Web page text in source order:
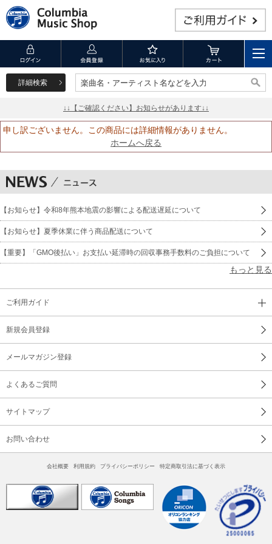
詳細検索 楽曲名・アーティスト名などを入力
楽曲名・アーティスト名などを入力
↓↓【ご確認ください】お知らせがあります↓↓
申し訳ございません。この商品には詳細情報がありません。
ホームへ戻る
【お知らせ】令和8年熊本地震の影響による配送遅延について
【お知らせ】夏季休業に伴う商品配送について
【重要】「GMO後払い」お支払い延滞時の回収事務手数料のご負担について
もっと見る
ご利用ガイド
新規会員登録
メールマガジン登録
よくあるご質問
サイトマップ
お問い合わせ
会社概要 利用規約 プライバシーポリシー 特定商取引法に基づく表示